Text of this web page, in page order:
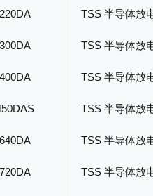
TSS 半导体放
TSS 半导体放
TSS 半导体放
TSS 半导体放
TSS 半导体放
TSS 半导体放